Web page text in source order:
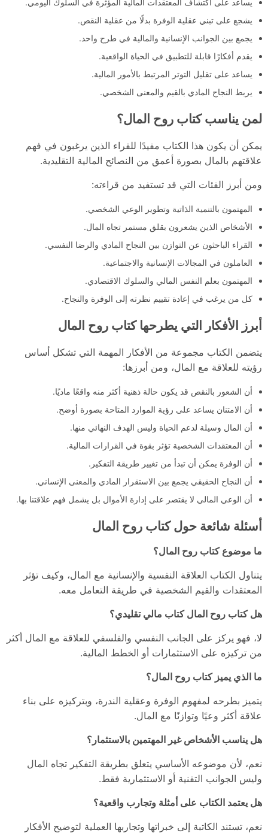
يشجع على تبني عقلية الوفرة بدلًا من عقلية النقص.
يجمع بين الجوانب الإنسانية والمالية في طرح واحد.
يقدم أفكارًا قابلة للتطبيق في الحياة الواقعية.
يساعد على تقليل التوتر المرتبط بالأمور المالية.
يربط النجاح المادي بالقيم والمعنى الشخصي.
لمن يناسب كتاب روح المال؟
يمكن أن يكون هذا الكتاب مفيدًا للقراء الذين يرغبون في فهم
علاقتهم بالمال بصورة أعمق من النصائح المالية التقليدية.
ومن أبرز الفئات التي قد تستفيد من قراءته:
المهتمون بالتنمية الذاتية وتطوير الوعي الشخصي.
الأشخاص الذين يشعرون بقلق مستمر تجاه المال.
القراء الباحثون عن التوازن بين النجاح المادي والرضا النفسي.
العاملون في المجالات الإنسانية والاجتماعية.
المهتمون بعلم النفس المالي والسلوك الاقتصادي.
كل من يرغب في إعادة تقييم نظرته إلى الوفرة والنجاح.
أبرز الأفكار التي يطرحها كتاب روح المال
يتضمن الكتاب مجموعة من الأفكار المهمة التي تشكل أساس
رؤيته للعلاقة مع المال، ومن أبرزها:
أن الشعور بالنقص قد يكون حالة ذهنية أكثر منه واقعًا ماديًا.
أن الامتنان يساعد على رؤية الموارد المتاحة بصورة أوضح.
أن المال وسيلة لدعم الحياة وليس الهدف النهائي منها.
أن المعتقدات الشخصية تؤثر بقوة في القرارات المالية.
أن الوفرة يمكن أن تبدأ من تغيير طريقة التفكير.
أن النجاح الحقيقي يجمع بين الاستقرار المادي والمعنى الإنساني.
أن الوعي المالي لا يقتصر على إدارة الأموال بل يشمل فهم علاقتنا بها.
أسئلة شائعة حول كتاب روح المال
ما موضوع كتاب روح المال؟
يتناول الكتاب العلاقة النفسية والإنسانية مع المال، وكيف تؤثر
المعتقدات والقيم الشخصية في طريقة التعامل معه.
هل كتاب روح المال كتاب مالي تقليدي؟
لا، فهو يركز على الجانب النفسي والفلسفي للعلاقة مع المال أكثر
من تركيزه على الاستثمارات أو الخطط المالية.
ما الذي يميز كتاب روح المال؟
يتميز بطرحه لمفهوم الوفرة وعقلية الندرة، وبتركيزه على بناء
علاقة أكثر وعيًا وتوازنًا مع المال.
هل يناسب الأشخاص غير المهتمين بالاستثمار؟
نعم، لأن موضوعه الأساسي يتعلق بطريقة التفكير تجاه المال
وليس الجوانب التقنية أو الاستثمارية فقط.
هل يعتمد الكتاب على أمثلة وتجارب واقعية؟
نعم، تستند الكاتبة إلى خبراتها وتجاربها العملية لتوضيح الأفكار